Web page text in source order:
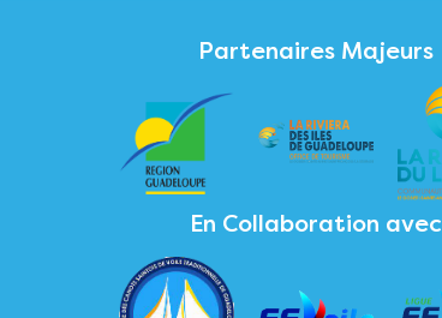
Partenaires Majeurs
En Collaboration avec